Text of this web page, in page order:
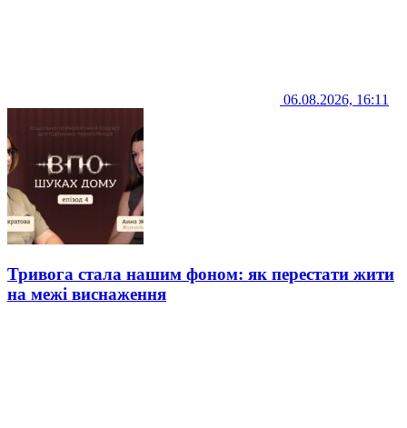
06.08.2026, 16:11
Тривога стала нашим фоном: як перестати жити
на межі виснаження